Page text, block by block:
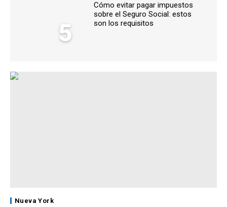
5
Cómo evitar pagar impuestos
sobre el Seguro Social: estos
son los requisitos
Nueva York